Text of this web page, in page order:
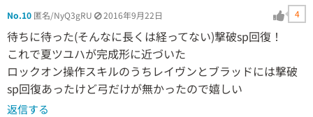
No.10 匿名/NyQ3gRU 2016年9月22日 4
待ちに待った(そんなに長くは経ってない)撃破sp回復！
これで夏ツユハが完成形に近づいた
ロックオン操作スキルのうちレイヴンとブラッドには撃破
sp回復あったけど弓だけが無かったので嬉しい
返信する